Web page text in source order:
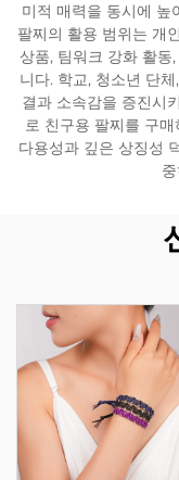
미적 매력을 동시에 높
팔찌의 활용 범위는 개
상품, 팀워크 강화 활
니다. 학교, 청소년 단
결과 소속감을 증진시
로 친구용 팔찌를 구
다용성과 깊은 상징성